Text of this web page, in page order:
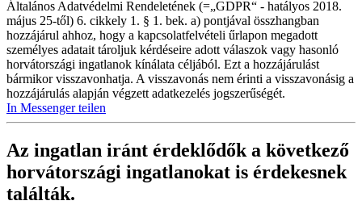
Általános Adatvédelmi Rendeletének (=„GDPR“ - hatályos 2018.
május 25-től) 6. cikkely 1. § 1. bek. a) pontjával összhangban
hozzájárul ahhoz, hogy a kapcsolatfelvételi űrlapon megadott
személyes adatait tároljuk kérdéseire adott válaszok vagy hasonló
horvátországi ingatlanok kínálata céljából. Ezt a hozzájárulást
bármikor visszavonhatja. A visszavonás nem érinti a visszavonásig a
hozzájárulás alapján végzett adatkezelés jogszerűségét.
In Messenger teilen
Az ingatlan iránt érdeklődők a következő
horvátországi ingatlanokat is érdekesnek
találták.